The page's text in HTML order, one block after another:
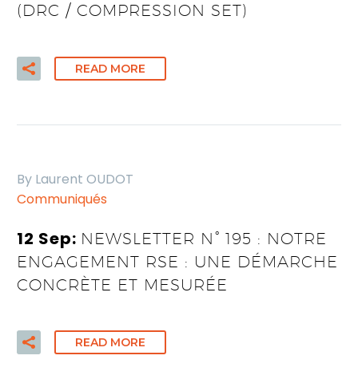
(DRC / COMPRESSION SET)
READ MORE
By Laurent OUDOT
Communiqués
12 Sep: NEWSLETTER N° 195 : NOTRE
ENGAGEMENT RSE : UNE DÉMARCHE
CONCRÈTE ET MESURÉE
READ MORE